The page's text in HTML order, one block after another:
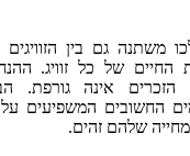
משתנה גם בין
החיים של כל זוויג.
אינה גורפת.
החשובים המשפיעים
שלהם זהים.